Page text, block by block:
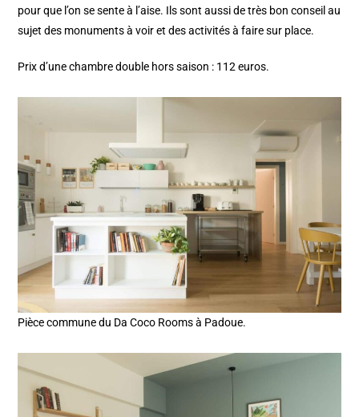
pour que l’on se sente à l’aise. Ils sont aussi de très bon conseil au
sujet des monuments à voir et des activités à faire sur place.
Prix d’une chambre double hors saison : 112 euros.
Pièce commune du Da Coco Rooms à Padoue.